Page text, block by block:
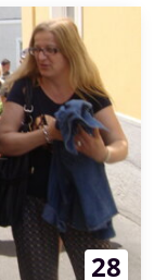
28